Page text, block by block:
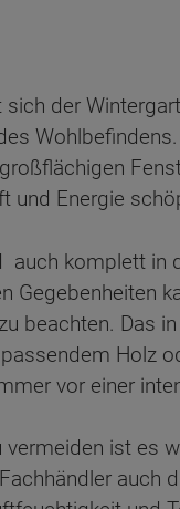
der
und Energie
auch komplett in
Gegebenheiten
beachten. Das
Holz
vor einer
ist es
auch